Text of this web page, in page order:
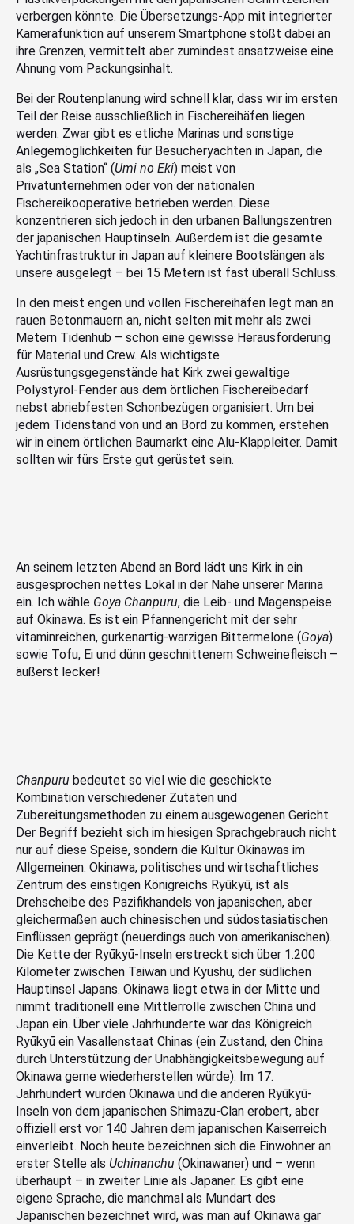
verbergen könnte. Die Übersetzungs-App mit integrierter
Kamerafunktion auf unserem Smartphone stößt dabei an
ihre Grenzen, vermittelt aber zumindest ansatzweise eine
Ahnung vom Packungsinhalt.
Bei der Routenplanung wird schnell klar, dass wir im ersten
Teil der Reise ausschließlich in Fischereihäfen liegen
werden. Zwar gibt es etliche Marinas und sonstige
Anlegemöglichkeiten für Besucheryachten in Japan, die
als „Sea Station“ (Umi no Eki) meist von
Privatunternehmen oder von der nationalen
Fischereikooperative betrieben werden. Diese
konzentrieren sich jedoch in den urbanen Ballungszentren
der japanischen Hauptinseln. Außerdem ist die gesamte
Yachtinfrastruktur in Japan auf kleinere Bootslängen als
unsere ausgelegt – bei 15 Metern ist fast überall Schluss.
In den meist engen und vollen Fischereihäfen legt man an
rauen Betonmauern an, nicht selten mit mehr als zwei
Metern Tidenhub – schon eine gewisse Herausforderung
für Material und Crew. Als wichtigste
Ausrüstungsgegenstände hat Kirk zwei gewaltige
Polystyrol-Fender aus dem örtlichen Fischereibedarf
nebst abriebfesten Schonbezügen organisiert. Um bei
jedem Tidenstand von und an Bord zu kommen, erstehen
wir in einem örtlichen Baumarkt eine Alu-Klappleiter. Damit
sollten wir fürs Erste gut gerüstet sein.
An seinem letzten Abend an Bord lädt uns Kirk in ein
ausgesprochen nettes Lokal in der Nähe unserer Marina
ein. Ich wähle Goya Chanpuru, die Leib- und Magenspeise
auf Okinawa. Es ist ein Pfannengericht mit der sehr
vitaminreichen, gurkenartig-warzigen Bittermelone (Goya)
sowie Tofu, Ei und dünn geschnittenem Schweinefleisch –
äußerst lecker!
Chanpuru bedeutet so viel wie die geschickte
Kombination verschiedener Zutaten und
Zubereitungsmethoden zu einem ausgewogenen Gericht.
Der Begriff bezieht sich im hiesigen Sprachgebrauch nicht
nur auf diese Speise, sondern die Kultur Okinawas im
Allgemeinen: Okinawa, politisches und wirtschaftliches
Zentrum des einstigen Königreichs Ryūkyū, ist als
Drehscheibe des Pazifikhandels von japanischen, aber
gleichermaßen auch chinesischen und südostasiatischen
Einflüssen geprägt (neuerdings auch von amerikanischen).
Die Kette der Ryūkyū-Inseln erstreckt sich über 1.200
Kilometer zwischen Taiwan und Kyushu, der südlichen
Hauptinsel Japans. Okinawa liegt etwa in der Mitte und
nimmt traditionell eine Mittlerrolle zwischen China und
Japan ein. Über viele Jahrhunderte war das Königreich
Ryūkyū ein Vasallenstaat Chinas (ein Zustand, den China
durch Unterstützung der Unabhängigkeitsbewegung auf
Okinawa gerne wiederherstellen würde). Im 17.
Jahrhundert wurden Okinawa und die anderen Ryūkyū-
Inseln von dem japanischen Shimazu-Clan erobert, aber
offiziell erst vor 140 Jahren dem japanischen Kaiserreich
einverleibt. Noch heute bezeichnen sich die Einwohner an
erster Stelle als Uchinanchu (Okinawaner) und – wenn
überhaupt – in zweiter Linie als Japaner. Es gibt eine
eigene Sprache, die manchmal als Mundart des
Japanischen bezeichnet wird, was man auf Okinawa gar